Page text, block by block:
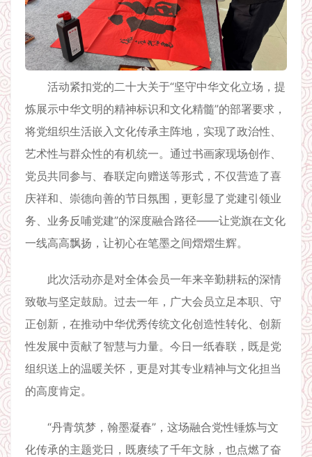
活动紧扣党的二十大关于“坚守中华文化立场，提
炼展示中华文明的精神标识和文化精髓”的部署要求，
将党组织生活嵌入文化传承主阵地，实现了政治性、
艺术性与群众性的有机统一。通过书画家现场创作、
党员共同参与、春联定向赠送等形式，不仅营造了喜
庆祥和、崇德向善的节日氛围，更彰显了党建引领业
务、业务反哺党建”的深度融合路径——让党旗在文化
一线高高飘扬，让初心在笔墨之间熠熠生辉。
此次活动亦是对全体会员一年来辛勤耕耘的深情
致敬与坚定鼓励。过去一年，广大会员立足本职、守
正创新，在推动中华优秀传统文化创造性转化、创新
性发展中贡献了智慧与力量。今日一纸春联，既是党
组织送上的温暖关怀，更是对其专业精神与文化担当
的高度肯定。
“丹青筑梦，翰墨凝春”，这场融合党性锤炼与文
化传承的主题党日，既赓续了千年文脉，也点燃了奋